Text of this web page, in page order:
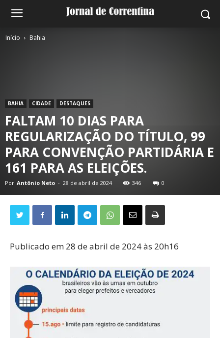
Início Bahia
BAHIA CIDADE DESTAQUES
FALTAM 10 DIAS PARA
REGULARIZAÇÃO DO TÍTULO, 99
PARA CONVENÇÃO PARTIDÁRIA E
161 PARA AS ELEIÇÕES.
Por Antônio Neto - 28 de abril de 2024 346 0
Publicado em 28 de abril de 2024 às 20h16